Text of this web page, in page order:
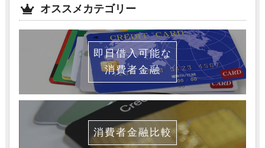
オススメカテゴリー
即日借入可能な
消費者金融
消費者金融比較